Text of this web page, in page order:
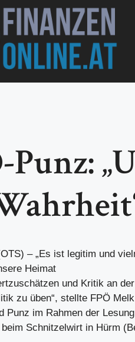
Punz:
– „Es ist legitim und
Heimat
und Kritik an
zu üben“, stellte FPÖ
Punz im Rahmen der
beim Schnitzelwirt in Hürm